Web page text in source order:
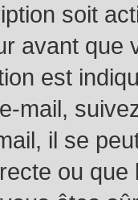
soit
avant
est
mail,
il se
ou que